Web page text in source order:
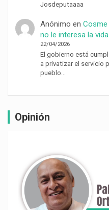
Josdeputaaaa
Anónimo en Cosme
no le interesa la
22/04/2026
El gobierno está
a privatizar el servicio
pueblo…
Opinión